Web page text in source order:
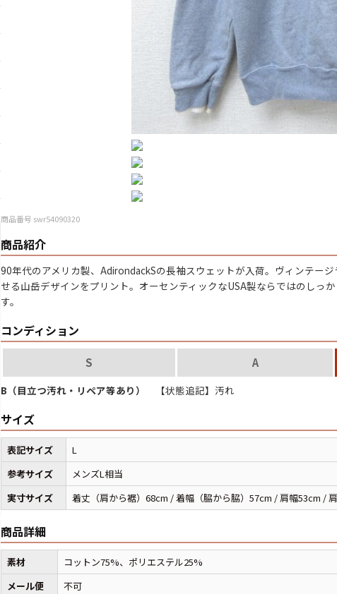
商品番号 swr54090320
商品紹介
90年代のアメリカ製、AdirondackSの長袖スウェットが入荷。ヴィンテー
せる山岳デザインをプリント。オーセンティックなUSA製ならではのしっ
す。
コンディション
S A
B（目立つ汚れ・リペア等あり） 【状態追記】汚れ
サイズ
表記サイズ
L
参考サイズ
メンズL相当
実寸サイズ
着丈（肩から裾）68cm / 着幅（脇から脇）57cm / 肩幅53cm /
商品詳細
素材
コットン75%、ポリエステル25%
メール便
不可